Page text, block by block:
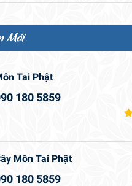
Mới
Tai Phật
180 5859
Môn Tai Phật
180 5859